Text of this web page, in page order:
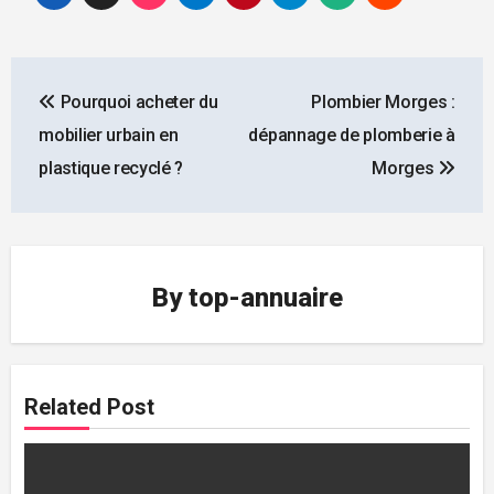
de
l’article
Pourquoi acheter du
mobilier urbain en
plastique recyclé ?
Plombier Morges :
dépannage de plomberie à
Morges
Bytop-annuaire
Related Post